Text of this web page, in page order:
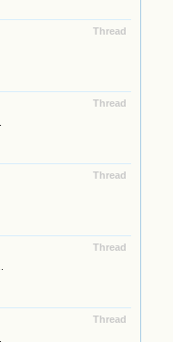
Thread
Thread
Thread
Thread
Thread